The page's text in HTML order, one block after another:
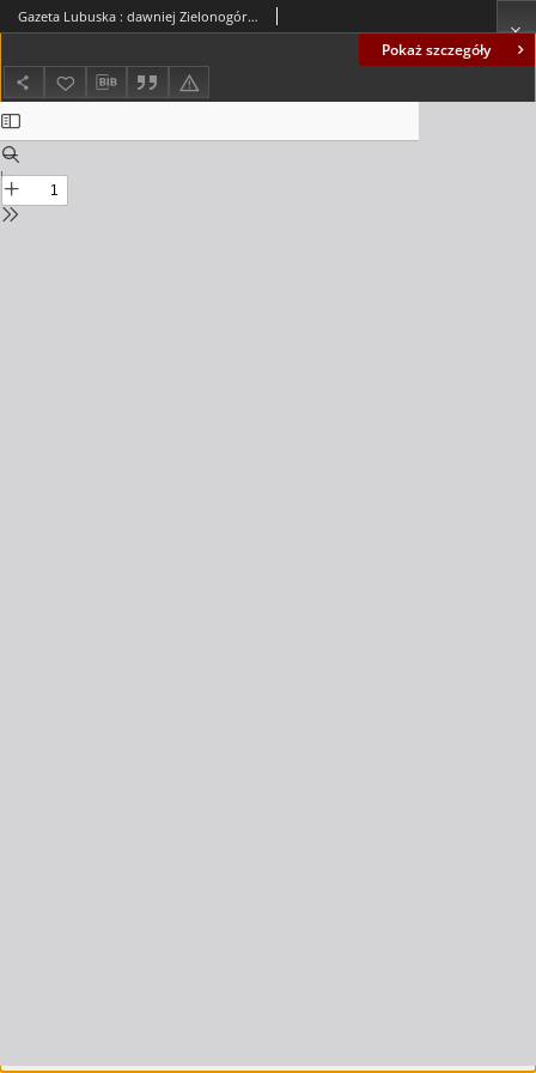
Pokaż szczegóły
Gazeta Lubuska : dawniej Zielonogórska-Gorzowska [R. XLI], nr 289 (10 grudnia 1992). - Wyd. 1